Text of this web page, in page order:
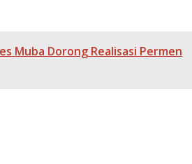
Muba Dorong Realisasi Permen